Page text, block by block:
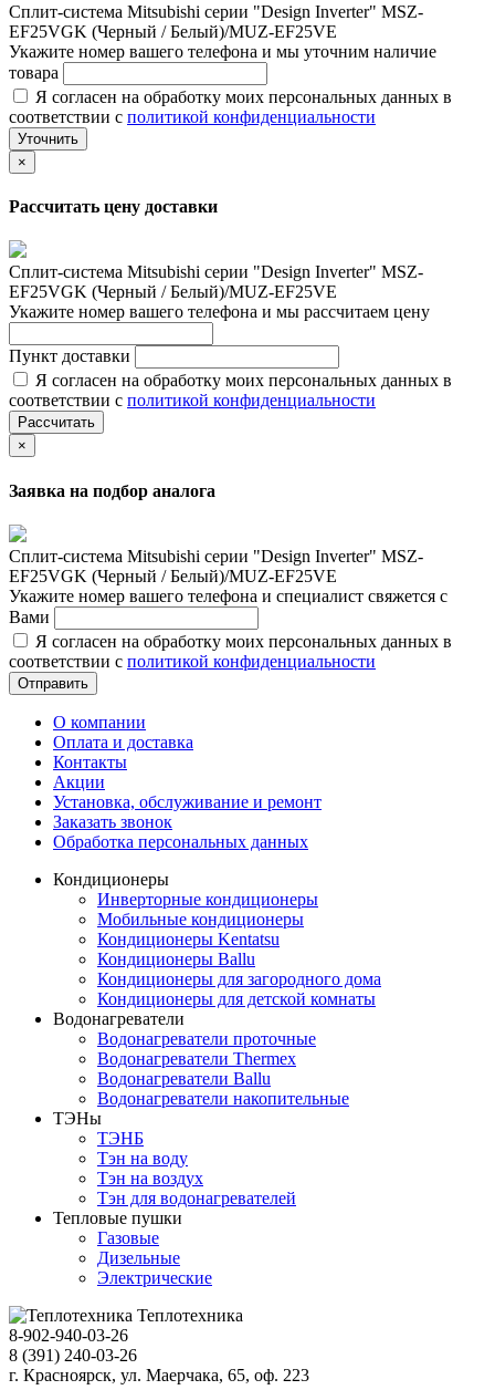
Сплит-система Mitsubishi серии "Design Inverter" MSZ-
EF25VGK (Черный / Белый)/MUZ-EF25VE
Укажите номер вашего телефона и мы уточним наличие
товара
Я согласен на обработку моих персональных данных в
соответствии с политикой конфиденциальности
Уточнить
×
Рассчитать цену доставки
Сплит-система Mitsubishi серии "Design Inverter" MSZ-
EF25VGK (Черный / Белый)/MUZ-EF25VE
Укажите номер вашего телефона и мы рассчитаем цену
Пункт доставки
Я согласен на обработку моих персональных данных в
соответствии с политикой конфиденциальности
Рассчитать
×
Заявка на подбор аналога
Сплит-система Mitsubishi серии "Design Inverter" MSZ-
EF25VGK (Черный / Белый)/MUZ-EF25VE
Укажите номер вашего телефона и специалист свяжется с
Вами
Я согласен на обработку моих персональных данных в
соответствии с политикой конфиденциальности
Отправить
О компании
Оплата и доставка
Контакты
Акции
Установка, обслуживание и ремонт
Заказать звонок
Обработка персональных данных
Кондиционеры
Инверторные кондиционеры
Мобильные кондиционеры
Кондиционеры Kentatsu
Кондиционеры Ballu
Кондиционеры для загородного дома
Кондиционеры для детской комнаты
Водонагреватели
Водонагреватели проточные
Водонагреватели Thermex
Водонагреватели Ballu
Водонагреватели накопительные
ТЭНы
ТЭНБ
Тэн на воду
Тэн на воздух
Тэн для водонагревателей
Тепловые пушки
Газовые
Дизельные
Электрические
Теплотехника
8-902-940-03-26
8 (391) 240-03-26
г. Красноярск, ул. Маерчака, 65, оф. 223